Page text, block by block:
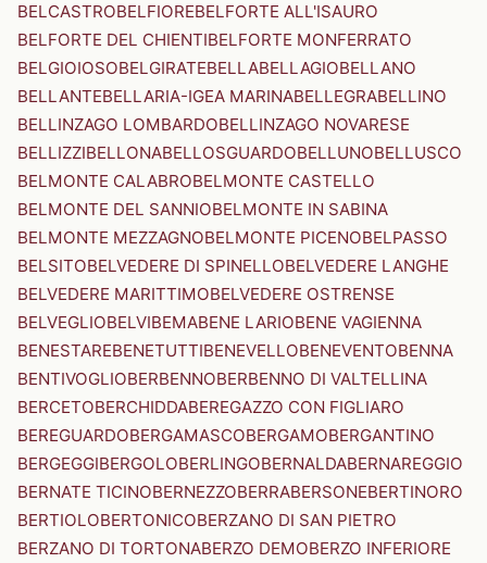
BELCASTROBELFIOREBELFORTE ALL'ISAURO
BELFORTE DEL CHIENTIBELFORTE MONFERRATO
BELGIOIOSOBELGIRATEBELLABELLAGIOBELLANO
BELLANTEBELLARIA-IGEA MARINABELLEGRABELLINO
BELLINZAGO LOMBARDOBELLINZAGO NOVARESE
BELLIZZIBELLONABELLOSGUARDOBELLUNOBELLUSCO
BELMONTE CALABROBELMONTE CASTELLO
BELMONTE DEL SANNIOBELMONTE IN SABINA
BELMONTE MEZZAGNOBELMONTE PICENOBELPASSO
BELSITOBELVEDERE DI SPINELLOBELVEDERE LANGHE
BELVEDERE MARITTIMOBELVEDERE OSTRENSE
BELVEGLIOBELVIBEMABENE LARIOBENE VAGIENNA
BENESTAREBENETUTTIBENEVELLOBENEVENTOBENNA
BENTIVOGLIOBERBENNOBERBENNO DI VALTELLINA
BERCETOBERCHIDDABEREGAZZO CON FIGLIARO
BEREGUARDOBERGAMASCOBERGAMOBERGANTINO
BERGEGGIBERGOLOBERLINGOBERNALDABERNAREGGIO
BERNATE TICINOBERNEZZOBERRABERSONEBERTINORO
BERTIOLOBERTONICOBERZANO DI SAN PIETRO
BERZANO DI TORTONABERZO DEMOBERZO INFERIORE